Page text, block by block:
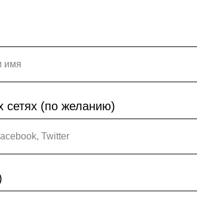
сетях (по желанию)